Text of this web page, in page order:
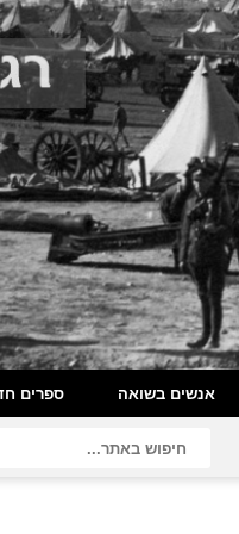
אנשים בשואה ספרים